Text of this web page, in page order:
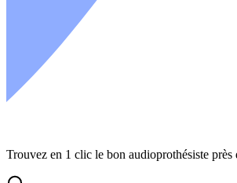
Trouvez en 1 clic le bon audioprothésiste près